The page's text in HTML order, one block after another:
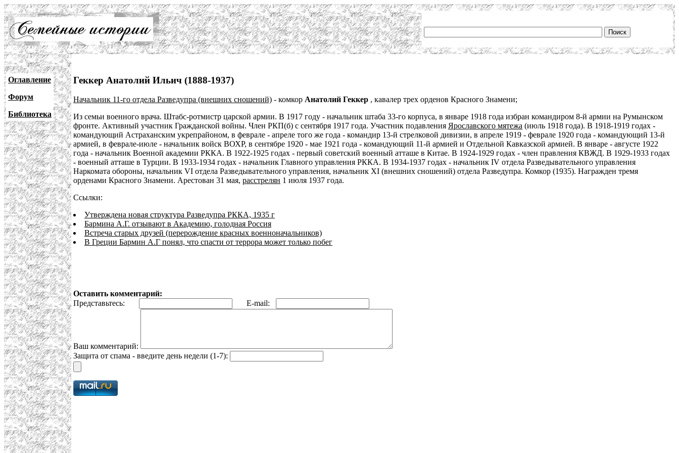
Оглавление
Форум
Библиотека
Геккер Анатолий Ильич (1888-1937)
Начальник 11-го отдела Разведупра (внешних сношений) - комкор Анатолий Геккер , кавалер трех орденов Красного Знамени;
Из семьи военного врача. Штабс-ротмистр царской армии. В 1917 году - начальник штаба 33-го корпуса, в январе 1918 года избран командиром 8-й армии на Румынском
фронте. Активный участник Гражданской войны. Член РКП(б) с сентября 1917 года. Участник подавления Ярославского мятежа (июль 1918 года). В 1918-1919 годах -
командующий Астраханским укрепрайоном, в феврале - апреле того же года - командир 13-й стрелковой дивизии, в апреле 1919 - феврале 1920 года - командующий 13-й
армией, в феврале-июле - начальник войск ВОХР, в сентябре 1920 - мае 1921 года - командующий 11-й армией и Отдельной Кавказской армией. В январе - августе 1922
года - начальник Военной академии РККА. В 1922-1925 годах - первый советский военный атташе в Китае. В 1924-1929 годах - член правления КВЖД. В 1929-1933 годах
- военный атташе в Турции. В 1933-1934 годах - начальник Главного управления РККА. В 1934-1937 годах - начальник IV отдела Разведывательного управления
Наркомата обороны, начальник VI отдела Разведывательного управления, начальник XI (внешних сношений) отдела Разведупра. Комкор (1935). Награжден тремя
орденами Красного Знамени. Арестован 31 мая, расстрелян 1 июля 1937 года.
Ссылки:
Утверждена новая структура Разведупра РККА, 1935 г
Бармина А.Г. отзывают в Академию, голодная Россия
Встреча старых друзей (перерождение красных военноначальников)
В Греции Бармин А.Г понял, что спасти от террора может только побег
Оставить комментарий:
Представьтесь:
E-mail:
Ваш комментарий:
Защита от спама - введите день недели (1-7):